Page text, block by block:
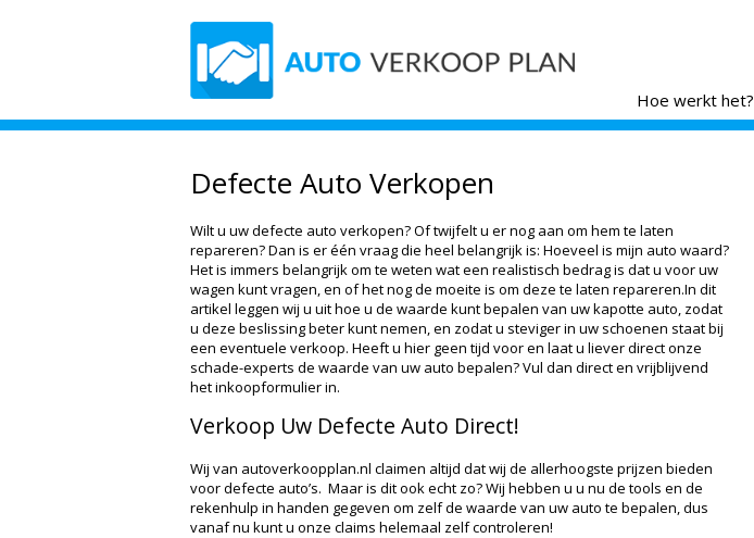
Hoe werkt het?
Defecte Auto Verkopen
Wilt u uw defecte auto verkopen? Of twijfelt u er nog aan om hem te laten
repareren? Dan is er één vraag die heel belangrijk is: Hoeveel is mijn auto waard?
Het is immers belangrijk om te weten wat een realistisch bedrag is dat u voor uw
wagen kunt vragen, en of het nog de moeite is om deze te laten repareren.In dit
artikel leggen wij u uit hoe u de waarde kunt bepalen van uw kapotte auto, zodat
u deze beslissing beter kunt nemen, en zodat u steviger in uw schoenen staat bij
een eventuele verkoop. Heeft u hier geen tijd voor en laat u liever direct onze
schade-experts de waarde van uw auto bepalen? Vul dan direct en vrijblijvend
het inkoopformulier in.
Verkoop Uw Defecte Auto Direct!
Wij van autoverkoopplan.nl claimen altijd dat wij de allerhoogste prijzen bieden
voor defecte auto’s. Maar is dit ook echt zo? Wij hebben u u nu de tools en de
rekenhulp in handen gegeven om zelf de waarde van uw auto te bepalen, dus
vanaf nu kunt u onze claims helemaal zelf controleren!